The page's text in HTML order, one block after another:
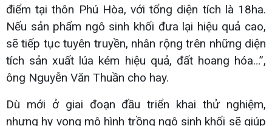
điểm tại thôn Phú Hòa, với tổng diện tích là 18ha.
Nếu sản phẩm ngô sinh khối đưa lại hiệu quả cao,
sẽ tiếp tục tuyên truyền, nhân rộng trên những diện
tích sản xuất lúa kém hiệu quả, đất hoang hóa…”,
ông Nguyễn Văn Thuần cho hay.
Dù mới ở giai đoạn đầu triển khai thử nghiệm,
nhưng hy vọng mô hình trồng ngô sinh khối sẽ giúp